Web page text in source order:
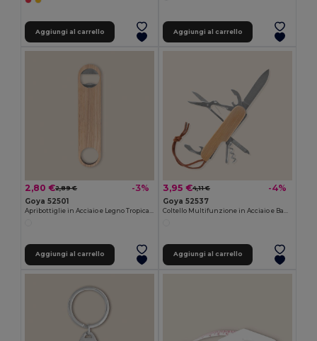
Aggiungi al carrello Aggiungi al carrello
2,80 €2,89 € -3%
Goya 52501
Aggiungi al carrello
3,95 €4,11 € -4%
Goya 52537
Aggiungi al carrello